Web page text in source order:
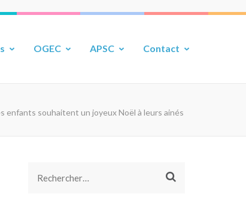
OGEC APSC Contact
enfants souhaitent un joyeux Noël à leurs ainés
Rechercher :